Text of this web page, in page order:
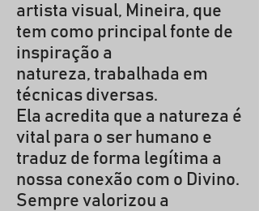
artista visual, Mineira, que
tem como principal fonte de
inspiração a
natureza, trabalhada em
técnicas diversas.
Ela acredita que a natureza é
vital para o ser humano e
traduz de forma legítima a
nossa conexão com o Divino.
Sempre valorizou a